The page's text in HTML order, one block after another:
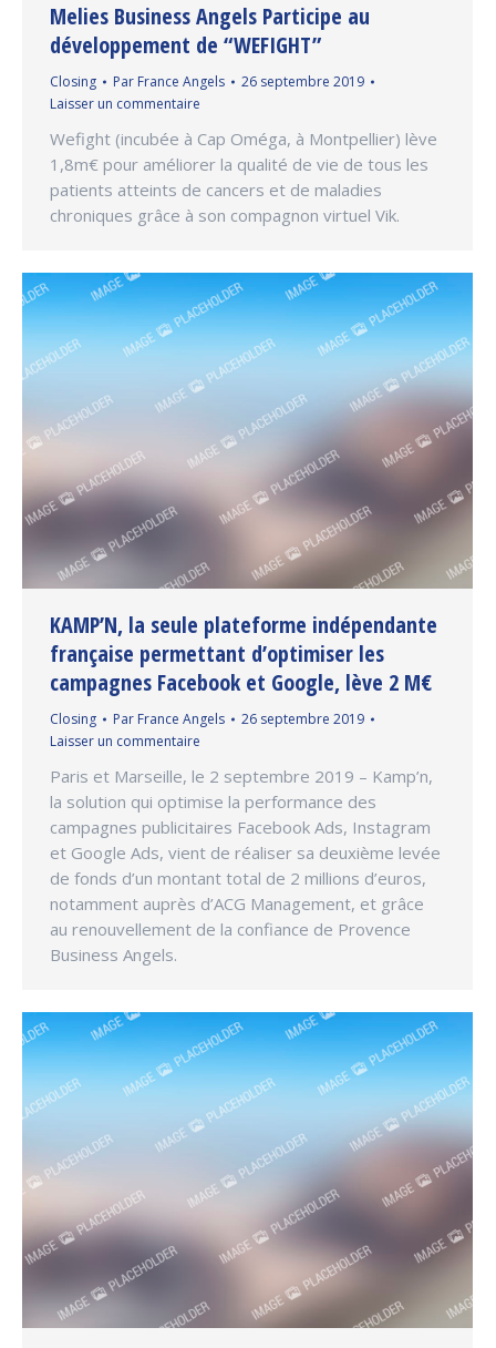
Melies Business Angels Participe au
développement de “WEFIGHT”
Closing Par France Angels
26 septembre 2019
Laisser un commentaire
Wefight (incubée à Cap Oméga, à Montpellier) lève
1,8m€ pour améliorer la qualité de vie de tous les
patients atteints de cancers et de maladies
chroniques grâce à son compagnon virtuel Vik.
KAMP’N, la seule plateforme indépendante
française permettant d’optimiser les
campagnes Facebook et Google, lève 2 M€
Closing Par France Angels
26 septembre 2019
Laisser un commentaire
Paris et Marseille, le 2 septembre 2019 – Kamp’n,
la solution qui optimise la performance des
campagnes publicitaires Facebook Ads, Instagram
et Google Ads, vient de réaliser sa deuxième levée
de fonds d’un montant total de 2 millions d’euros,
notamment auprès d’ACG Management, et grâce
au renouvellement de la confiance de Provence
Business Angels.